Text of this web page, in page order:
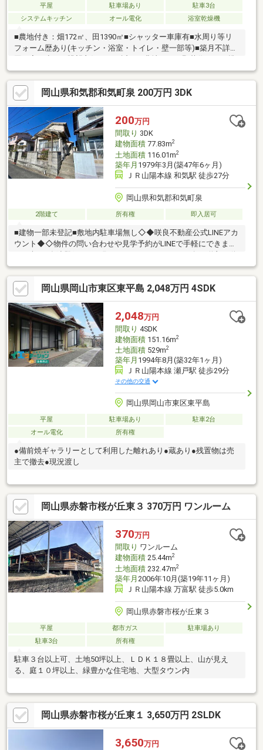
平屋 駐車場あり
駐車3台
システムキッチン
オール電化 浴室乾燥機
■農地付き：畑172㎡、田1390㎡■シャッター車庫有■水周り等リ
フォーム歴あり(キッチン・浴室・トイレ・壁一部等)■築月不詳周
戦できます(^^)◇◆咲良不動産公式LINEアカウント◆◇物件の問
い合わせや見学予約がLINEで手軽にできます♪まずはお友達登録か
らお願いします。■アカウント名→咲良不動産株式会社■ID→＠
403akwjq※お友達登録後、お名前(フルネーム)をメッセージでお
送り頂き登録完了です※
岡山県和気郡和気町泉 200万円 3DK
200万円
間取り 3DK
建物面積77.83m2
土地面積116.01m2
築年月 1979年3月(築47年6ヶ月)
ＪＲ山陽本線 和気駅 徒歩27分
岡山県和気郡和気町泉
2階建て 所有権 即入居可
■建物一部未登記■敷地内駐車場無し◇◆咲良不動産公式LINEアカ
ウント◆◇物件の問い合わせや見学予約がLINEで手軽にできます
産株式会社■ID→＠403akwjq※お友達登録後、お名前(フルネーム)
をメッセージでお送り頂き登録完了です※
岡山県岡山市東区東平島 2,048万円 4SDK
2,048万円
間取り 4SDK
建物面積151.16m2
土地面積529m2
築年月 1994年8月(築32年1ヶ月)
ＪＲ山陽本線 瀬戸駅 徒歩29分
その他の交通
岡山県岡山市東区東平島
平屋 駐車場あり
駐車2台
オール電化
所有権
●備前焼ギャラリーとして利用した離れあり●蔵あり●残置物は売
主で撤去●現況渡し
岡山県赤磐市桜が丘東３ 370万円 ワンルーム
370万円
間取り ワンルーム
建物面積25.44m2
土地面積232.47m2
築年月 2006年10月(築19年11ヶ月)
ＪＲ山陽本線 万富駅 徒歩5.0km
岡山県赤磐市桜が丘東３
平屋 都市ガス
駐車場あり
駐車3台
所有権
駐車３台以上可、土地50坪以上、ＬＤＫ１８畳以上、山が見え
る、庭１０坪以上、緑豊かな住宅地、大型タウン内
岡山県赤磐市桜が丘東１ 3,650万円 2SLDK
3,650万円